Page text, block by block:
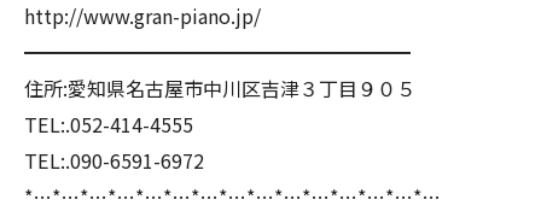
http://www.gran-piano.jp/
━━━━━━━━━━━━━━━━━━━━
住所:愛知県名古屋市中川区吉津３丁目９０５
TEL:.052-414-4555
TEL:.090-6591-6972
*…*…*…*…*…*…*…*…*…*…*…*…*…*…*…